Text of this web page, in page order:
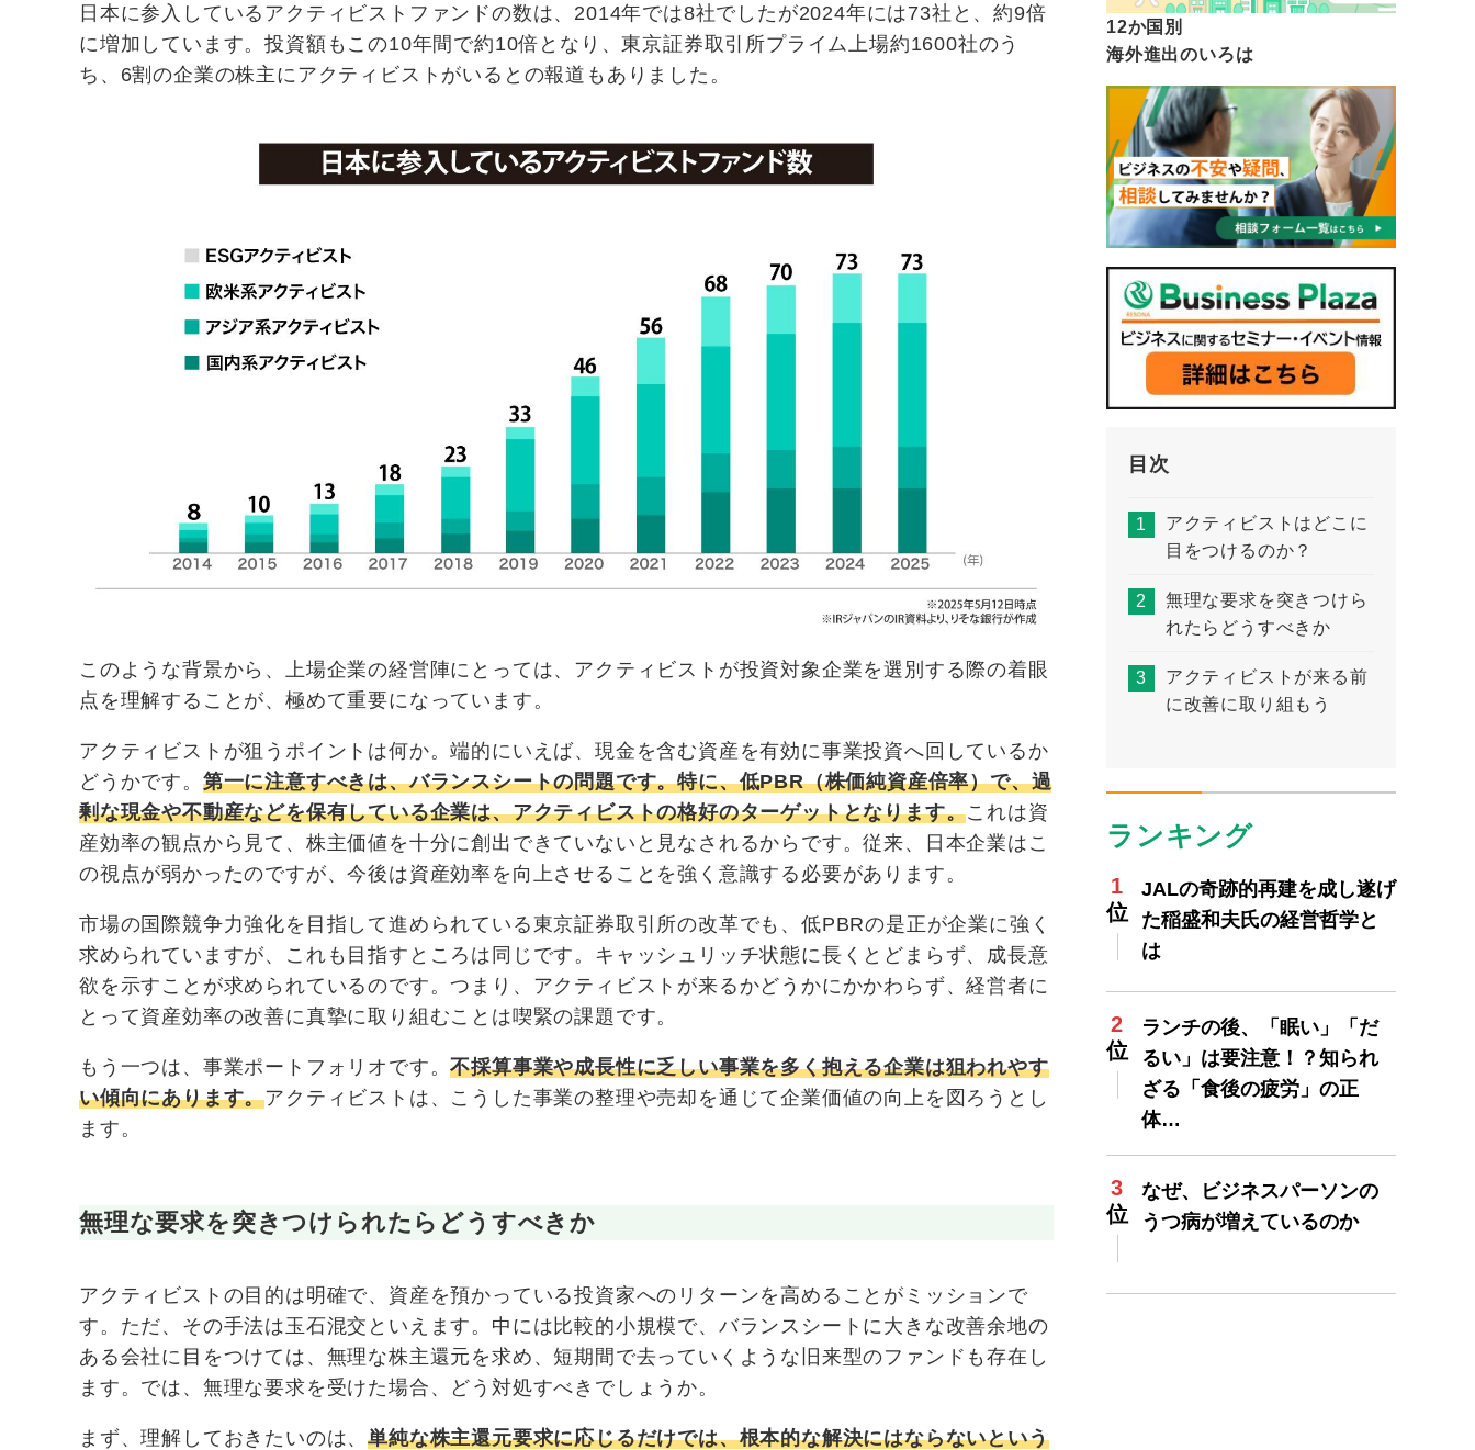
日本に参入しているアクティビストファンドの数は、2014年では8社でしたが2024年には73社と、約9倍
に増加しています。投資額もこの10年間で約10倍となり、東京証券取引所プライム上場約1600社のう
ち、6割の企業の株主にアクティビストがいるとの報道もありました。
このような背景から、上場企業の経営陣にとっては、アクティビストが投資対象企業を選別する際の着眼
点を理解することが、極めて重要になっています。
アクティビストが狙うポイントは何か。端的にいえば、現金を含む資産を有効に事業投資へ回しているか
どうかです。 第一に注意すべきは、バランスシートの問題です。特に、低PBR（株価純資産倍率）で、過
剰な現金や不動産などを保有している企業は、アクティビストの格好のターゲットとなります。これは資
産効率の観点から見て、株主価値を十分に創出できていないと見なされるからです。従来、日本企業はこ
の視点が弱かったのですが、今後は資産効率を向上させることを強く意識する必要があります。
市場の国際競争力強化を目指して進められている東京証券取引所の改革でも、低PBRの是正が企業に強く
求められていますが、これも目指すところは同じです。キャッシュリッチ状態に長くとどまらず、成長意
欲を示すことが求められているのです。つまり、アクティビストが来るかどうかにかかわらず、経営者に
とって資産効率の改善に真摯に取り組むことは喫緊の課題です。
もう一つは、事業ポートフォリオです。不採算事業や成長性に乏しい事業を多く抱える企業は狙われやす
い傾向にあります。アクティビストは、こうした事業の整理や売却を通じて企業価値の向上を図ろうとし
ます。
無理な要求を突きつけられたらどうすべきか
アクティビストの目的は明確で、資産を預かっている投資家へのリターンを高めることがミッションで
す。ただ、その手法は玉石混交といえます。中には比較的小規模で、バランスシートに大きな改善余地の
ある会社に目をつけては、無理な株主還元を求め、短期間で去っていくような旧来型のファンドも存在し
ます。では、無理な要求を受けた場合、どう対処すべきでしょうか。
まず、理解しておきたいのは、単純な株主還元要求に応じるだけでは、根本的な解決にはならないという
12か国別
海外進出のいろは
目次
アクティビストはどこに
目をつけるのか？
無理な要求を突きつけら
れたらどうすべきか
アクティビストが来る前
に改善に取り組もう
ランキング
JALの奇跡的再建を成し遂げ
た稲盛和夫氏の経営哲学と
は
ランチの後、「眠い」「だ
るい」は要注意！？知られ
ざる「食後の疲労」の正
体…
なぜ、ビジネスパーソンの
うつ病が増えているのか